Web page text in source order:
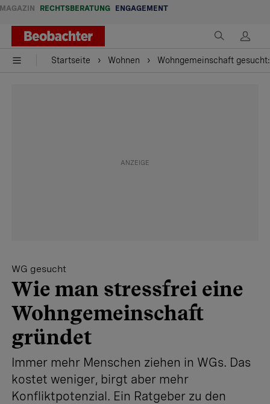
MAGAZIN RECHTSBERATUNG ENGAGEMENT
Startseite Wohnen Wohngemeinschaft
WG gesucht
Wie man stressfrei eine
Wohngemeinschaft
gründet
Immer mehr Menschen ziehen in WGs. Das
kostet weniger, birgt aber mehr
Konfliktpotenzial. Ein Ratgeber zu den